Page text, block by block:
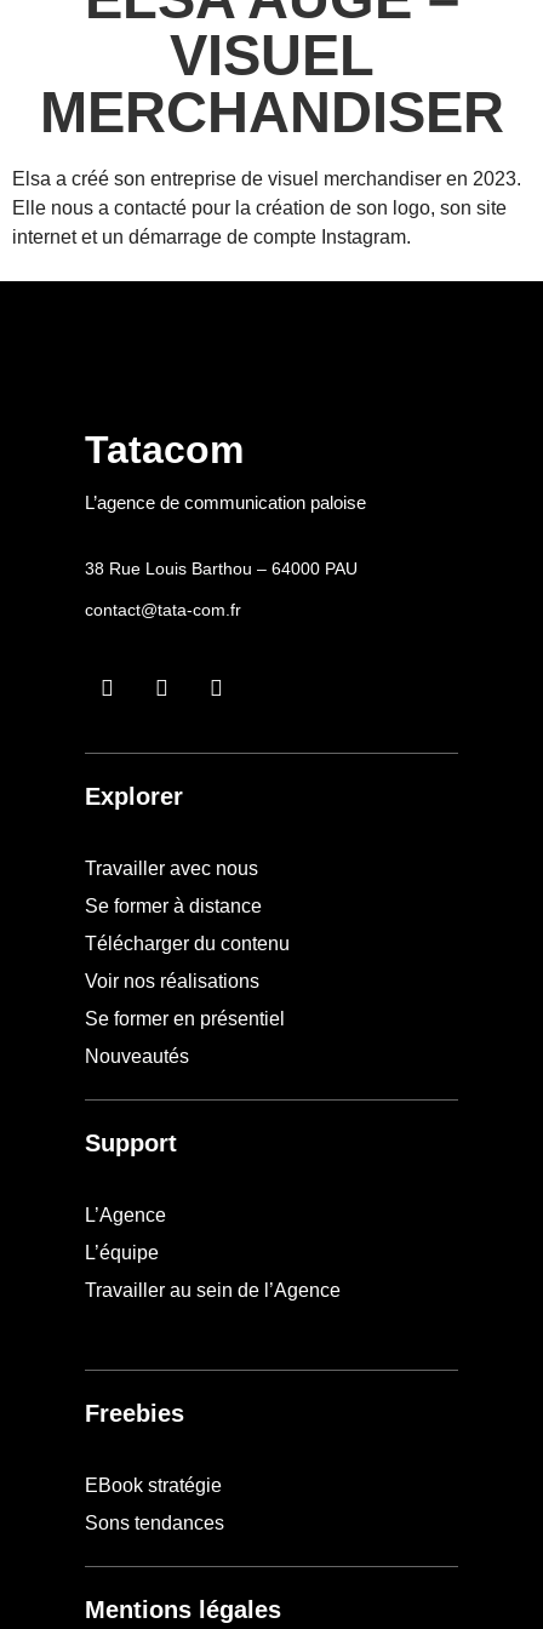
VISUEL
MERCHANDISER
Elsa a créé son entreprise de visuel merchandiser en 2023.
Elle nous a contacté pour la création de son logo, son site
internet et un démarrage de compte Instagram.
Tatacom
L’agence de communication paloise
38 Rue Louis Barthou – 64000 PAU
contact@tata-com.fr
Explorer
Travailler avec nous
Se former à distance
Télécharger du contenu
Voir nos réalisations
Se former en présentiel
Nouveautés
Support
L’Agence
L’équipe
Travailler au sein de l’Agence
Freebies
EBook stratégie
Sons tendances
Mentions légales